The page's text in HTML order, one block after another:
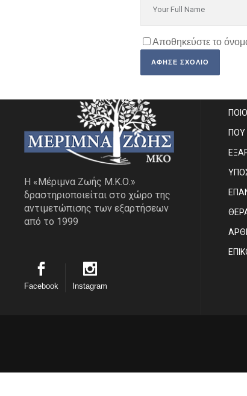
Αποθηκεύστε το
Η «Μέριμνα Ζωής Μ.Κ.Ο.»
δραστηριοποιείται στο χώρο της
αντιμετώπισης των εξαρτήσεων
από το 1999
Facebook Instagram